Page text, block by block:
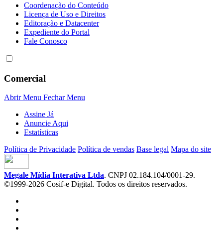
Coordenação do Conteúdo
Licença de Uso e Direitos
Editoração e Datacenter
Expediente do Portal
Fale Conosco
Comercial
Abrir Menu Fechar Menu
Assine Já
Anuncie Aqui
Estatísticas
Política de Privacidade Política de vendas Base legal Mapa do site
Megale Mídia Interativa Ltda. CNPJ 02.184.104/0001-29.
©1999-2026 Cosif-e Digital. Todos os direitos reservados.